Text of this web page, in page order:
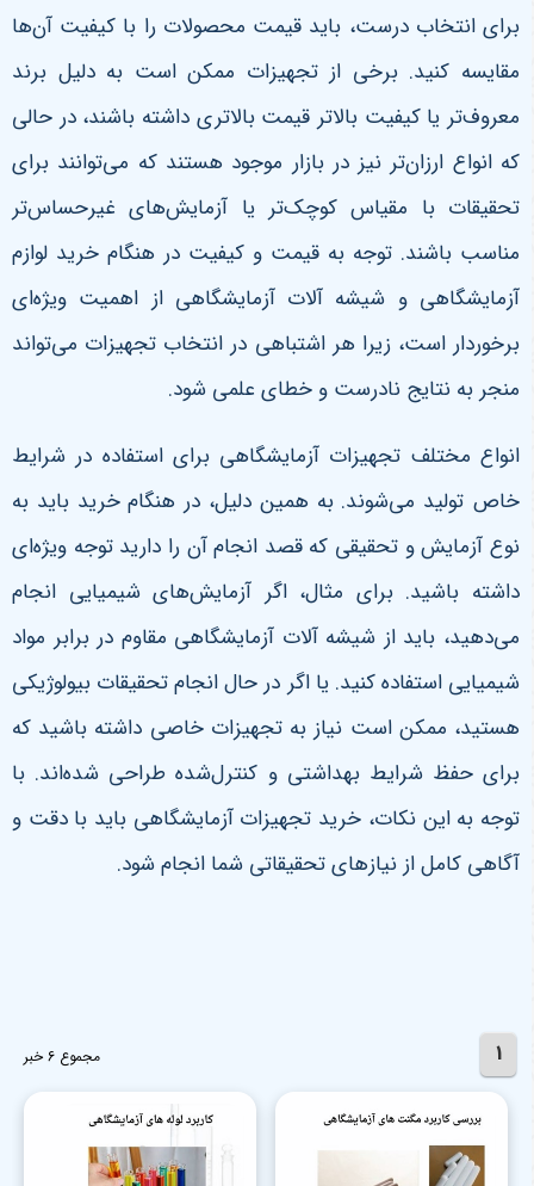
برای انتخاب درست، باید قیمت محصولات را با کیفیت آن‌ها
مقایسه کنید. برخی از تجهیزات ممکن است به دلیل برند
معروف‌تر یا کیفیت بالاتر قیمت بالاتری داشته باشند، در حالی
که انواع ارزان‌تر نیز در بازار موجود هستند که می‌توانند برای
تحقیقات با مقیاس کوچک‌تر یا آزمایش‌های غیرحساس‌تر
مناسب باشند. توجه به قیمت و کیفیت در هنگام خرید لوازم
آزمایشگاهی و شیشه آلات آزمایشگاهی از اهمیت ویژه‌ای
برخوردار است، زیرا هر اشتباهی در انتخاب تجهیزات می‌تواند
منجر به نتایج نادرست و خطای علمی شود.
انواع مختلف تجهیزات آزمایشگاهی برای استفاده در شرایط
خاص تولید می‌شوند. به همین دلیل، در هنگام خرید باید به
نوع آزمایش و تحقیقی که قصد انجام آن را دارید توجه ویژه‌ای
داشته باشید. برای مثال، اگر آزمایش‌های شیمیایی انجام
می‌دهید، باید از شیشه آلات آزمایشگاهی مقاوم در برابر مواد
شیمیایی استفاده کنید. یا اگر در حال انجام تحقیقات بیولوژیکی
هستید، ممکن است نیاز به تجهیزات خاصی داشته باشید که
برای حفظ شرایط بهداشتی و کنترل‌شده طراحی شده‌اند. با
توجه به این نکات، خرید تجهیزات آزمایشگاهی باید با دقت و
آگاهی کامل از نیازهای تحقیقاتی شما انجام شود.
1 مجموع 6 خبر